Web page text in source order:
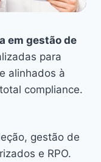
em gestão de
para
alinhados à
compliance.
gestão de
e RPO.